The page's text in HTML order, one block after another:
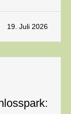
19. Juli 2026